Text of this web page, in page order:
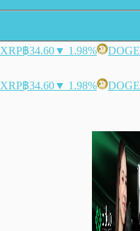
XRP฿34.60▼ 1.98% DOGE
XRP฿34.60▼ 1.98% DOGE